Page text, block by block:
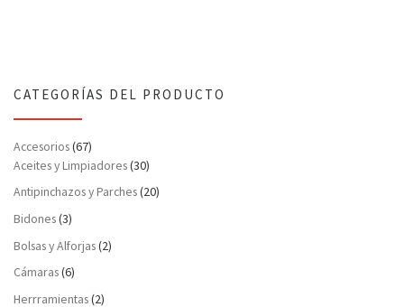
CATEGORÍAS DEL PRODUCTO
Accesorios(67)
Aceites y Limpiadores(30)
Antipinchazos y Parches(20)
Bidones(3)
Bolsas y Alforjas(2)
Cámaras(6)
Herrramientas(2)